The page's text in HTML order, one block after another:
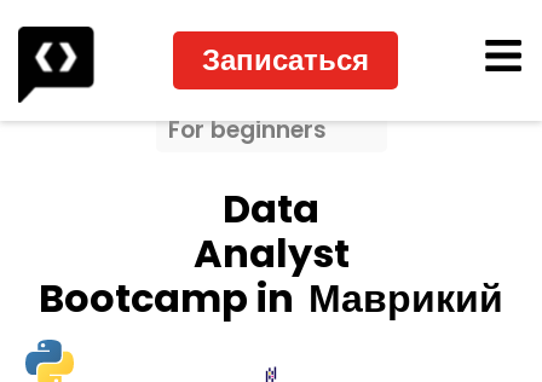
Записаться
For beginners
Data
Analyst
Bootcamp in Маврикий